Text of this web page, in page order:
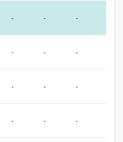
- - -
- - -
- - -
- - -